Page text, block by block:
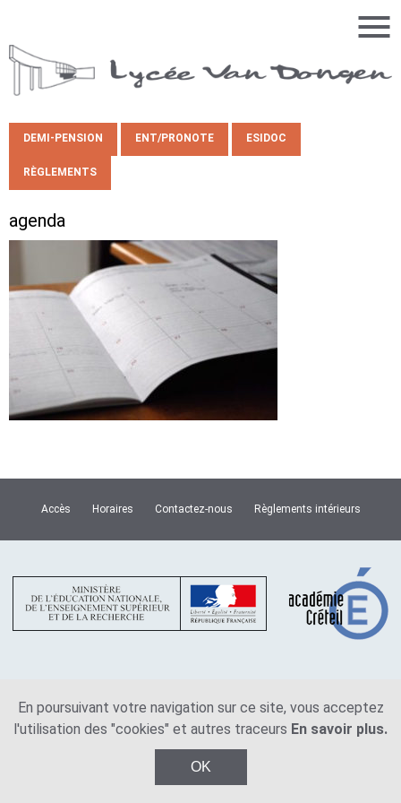
En poursuivant votre navigation sur ce site, vous acceptez
l'utilisation des "cookies" et autres traceurs En savoir plus.
OK
DEMI-PENSION ENT/PRONOTE ESIDOC
RÈGLEMENTS
agenda
Accès Horaires Contactez-nous Règlements intérieurs
© Copyright Lycée Van Dongen 2026